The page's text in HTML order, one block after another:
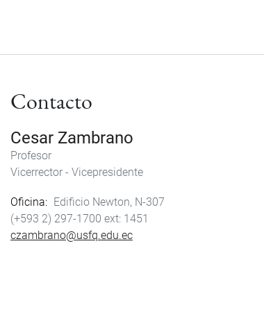
Contacto
Cesar Zambrano
Profesor
Vicerrector - Vicepresidente
Oficina
Edificio Newton, N-307
(+593 2) 297-1700
1451
czambrano@usfq.edu.ec